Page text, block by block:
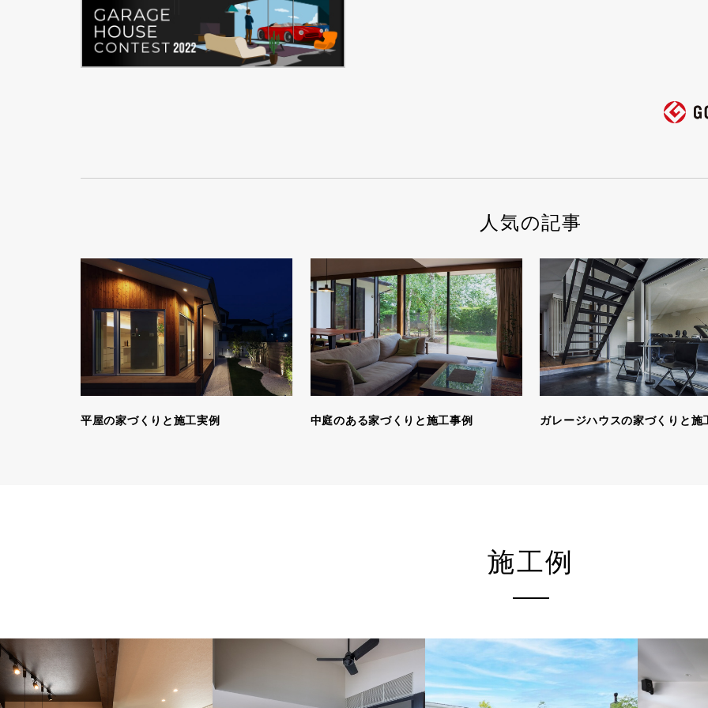
人気の記事
平屋の家づくりと施工実例 中庭のある家づくりと施工事例 ガレージハウスの家づくりと施
施工例